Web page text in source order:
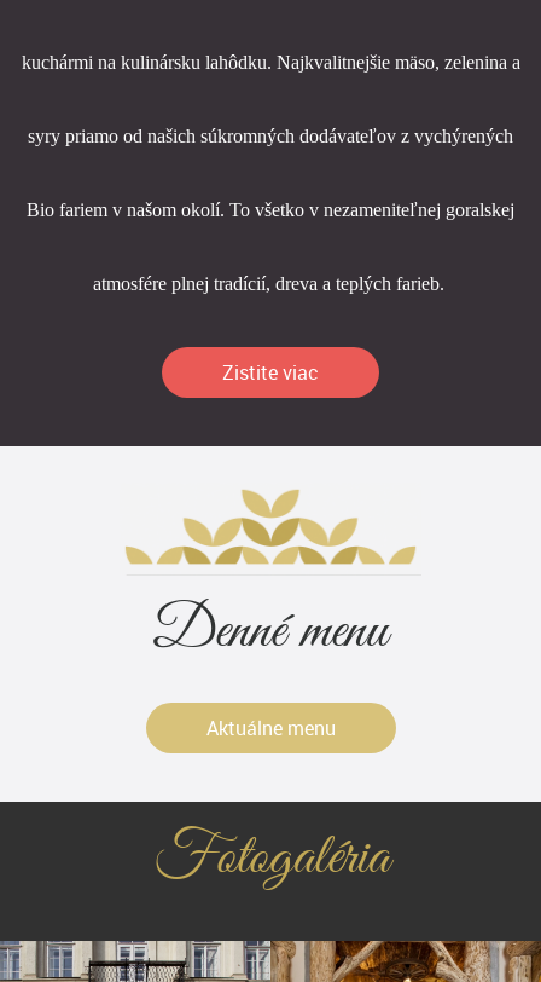
kuchármi na kulinársku lahôdku. Najkvalitnejšie mäso, zelenina a
syry priamo od našich súkromných dodávateľov z vychýrených
Bio fariem v našom okolí. To všetko v nezameniteľnej goralskej
atmosfére plnej tradícií, dreva a teplých farieb.
Zistite viac
Denné menu
Aktuálne menu
Fotogaléria